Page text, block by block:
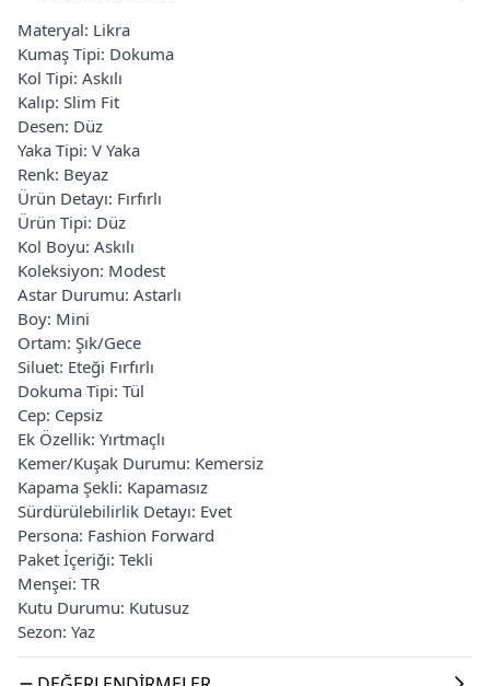
Materyal: Likra
Kumaş Tipi: Dokuma
Kol Tipi: Askılı
Kalıp: Slim Fit
Desen: Düz
Yaka Tipi: V Yaka
Renk: Beyaz
Ürün Detayı: Fırfırlı
Ürün Tipi: Düz
Kol Boyu: Askılı
Koleksiyon: Modest
Astar Durumu: Astarlı
Boy: Mini
Ortam: Şık/Gece
Siluet: Eteği Fırfırlı
Dokuma Tipi: Tül
Cep: Cepsiz
Ek Özellik: Yırtmaçlı
Kemer/Kuşak Durumu: Kemersiz
Kapama Şekli: Kapamasız
Sürdürülebilirlik Detayı: Evet
Persona: Fashion Forward
Paket İçeriği: Tekli
Menşei: TR
Kutu Durumu: Kutusuz
Sezon: Yaz